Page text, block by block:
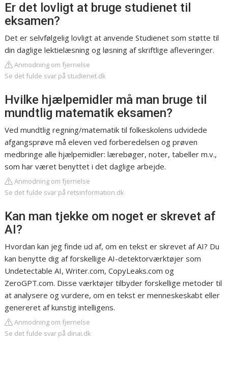
Er det lovligt at bruge studienet til
eksamen?
Det er selvfølgelig lovligt at anvende Studienet som støtte til
din daglige lektielæsning og løsning af skriftlige afleveringer.
Anmodning om fjernelse
Se det fulde svar på studienet.dk
Hvilke hjælpemidler må man bruge til
mundtlig matematik eksamen?
Ved mundtlig regning/matematik til folkeskolens udvidede
afgangsprøve må eleven ved forberedelsen og prøven
medbringe alle hjælpemidler: lærebøger, noter, tabeller m.v.,
som har været benyttet i det daglige arbejde.
Anmodning om fjernelse
Se det fulde svar på retsinformation.dk
Kan man tjekke om noget er skrevet af
AI?
Hvordan kan jeg finde ud af, om en tekst er skrevet af AI? Du
kan benytte dig af forskellige AI-detektorværktøjer som
Undetectable AI, Writer.com, CopyLeaks.com og
ZeroGPT.com. Disse værktøjer tilbyder forskellige metoder til
at analysere og vurdere, om en tekst er menneskeskabt eller
genereret af kunstig intelligens.
Anmodning om fjernelse
Se det fulde svar på dinai.dk